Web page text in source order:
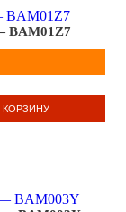
BAM01Z7
КОРЗИНУ